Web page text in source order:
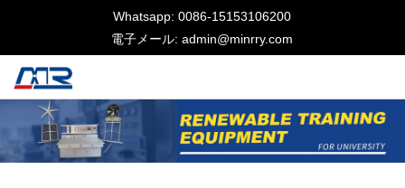
Whatsapp: 0086-15153106200
電子メール: admin@minrry.com